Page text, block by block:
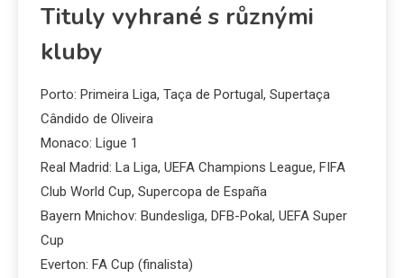
Tituly vyhrané s různými
kluby
Porto: Primeira Liga, Taça de Portugal, Supertaça
Cândido de Oliveira
Monaco: Ligue 1
Real Madrid: La Liga, UEFA Champions League, FIFA
Club World Cup, Supercopa de España
Bayern Mnichov: Bundesliga, DFB-Pokal, UEFA Super
Cup
Everton: FA Cup (finalista)